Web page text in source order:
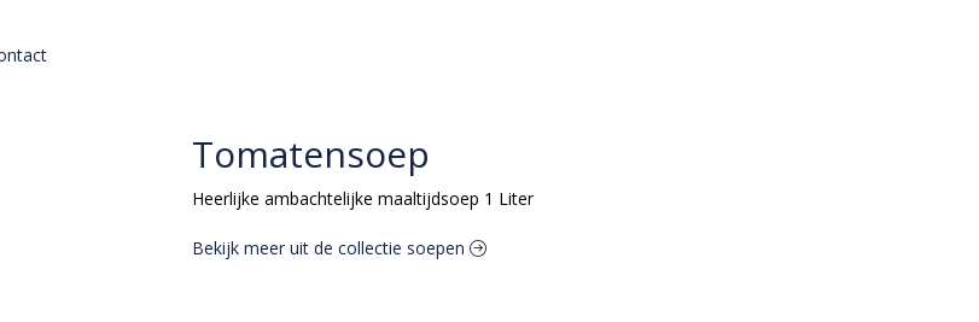
Tomatensoep
Heerlijke ambachtelijke maaltijdsoep 1 Liter
Bekijk meer uit de collectie soepen